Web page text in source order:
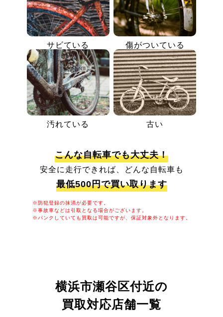
サビている 傷がついている
汚れている 古い
こんな自転車でも大丈夫！
安全に走行できれば、どんな自転車も
最低500円で買い取ります
※防犯登録の抹消が必要です。
※事故車などは引取となる場合がございます。
※パンクしていても買取は可能ですが、保証対象外となります。
横浜市瀬谷区付近の
買取対応店舗一覧